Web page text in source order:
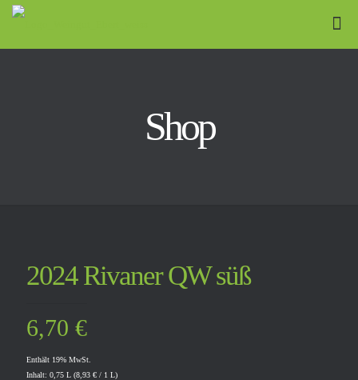
Shop
2024 Rivaner QW süß
6,70 €
Enthält 19% MwSt.
Inhalt: 0,75 L (8,93 € / 1 L)